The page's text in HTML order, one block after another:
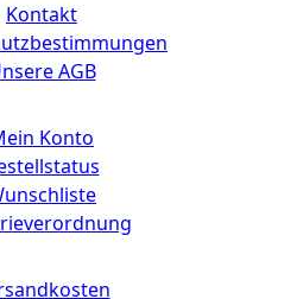
Kontakt
AGB
Konto